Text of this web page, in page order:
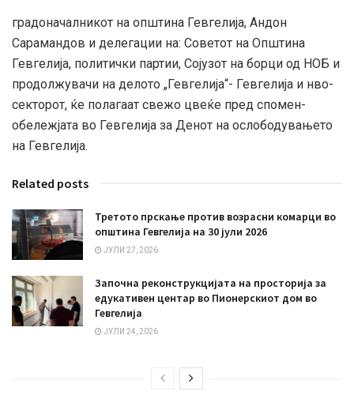
градоначалникот на општина Гевгелија, Андон
Сарамандов и делегации на: Советот на Општина
Гевгелија, политички партии, Сојузот на борци од НОБ и
продолжувачи на делото „Гевгелија“- Гевгелија и нво-
секторот, ќе полагаат свежо цвеќе пред спомен-
обележјата во Гевгелија за Денот на ослободувањето
на Гевгелија.
Related posts
Третото прскање против возрасни комарци во
општина Гевгелија на 30 јули 2026
ЈУЛИ 27, 2026
Започна реконструкцијата на просторија за
едукативен центар во Пионерскиот дом во
Гевгелија
ЈУЛИ 24, 2026